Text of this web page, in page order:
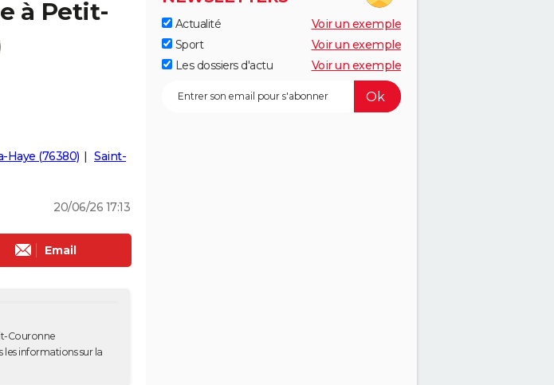
à Petit-
Haye (76380)
Saint-
20/06/26 17:13
Email
Couronne
les informations sur la
Actualité
Voir un exemple
Sport
Voir un exemple
Les dossiers d'actu
Voir un exemple